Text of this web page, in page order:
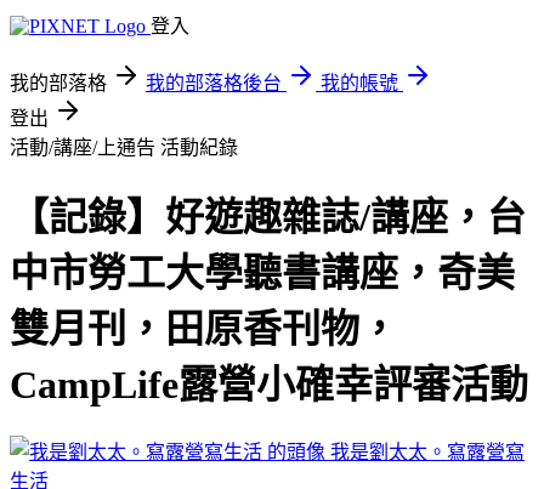
登入
我的部落格 我的部落格後台
我的帳號
登出
活動/講座/上通告 活動紀錄
【記錄】好遊趣雜誌/講座，台
中市勞工大學聽書講座，奇美
雙月刊，田原香刊物，
CampLife露營小確幸評審活動
我是劉太太。寫露營寫
生活